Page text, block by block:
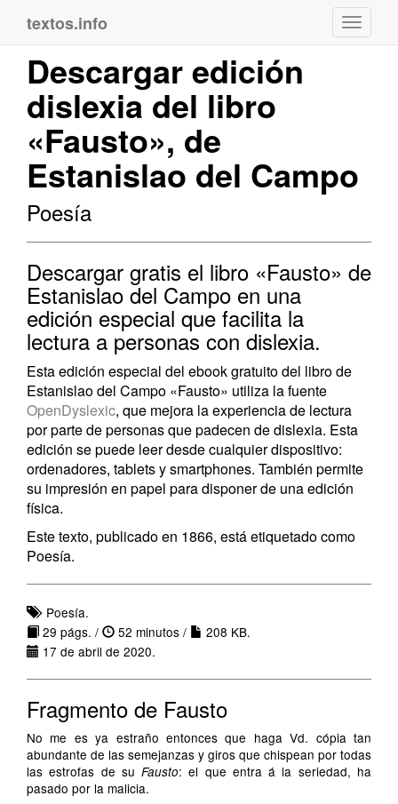
textos.info
Descargar edición
dislexia del libro
«Fausto», de
Estanislao del Campo
Poesía
Descargar gratis el libro «Fausto» de
Estanislao del Campo en una
edición especial que facilita la
lectura a personas con dislexia.
Esta edición especial del ebook gratuito del libro de
Estanislao del Campo «Fausto» utiliza la fuente
OpenDyslexic, que mejora la experiencia de lectura
por parte de personas que padecen de dislexia. Esta
edición se puede leer desde cualquier dispositivo:
ordenadores, tablets y smartphones. También permite
su impresión en papel para disponer de una edición
física.
Este texto, publicado en 1866, está etiquetado como
Poesía.
Poesía.
29 págs. /
52 minutos /
208 KB.
17 de abril de 2020.
Fragmento de Fausto
No me es ya estraño entonces que haga Vd. cópia tan
abundante de las semejanzas y giros que chispean por todas
las estrofas de suFausto: el que entra á la seriedad, ha
pasado por la malicia.